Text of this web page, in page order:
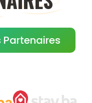
Partenaires